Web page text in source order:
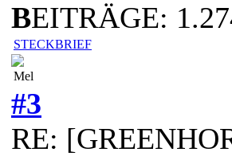
BEITRÄGE:
STECKBRIEF
Mel
#3
RE: